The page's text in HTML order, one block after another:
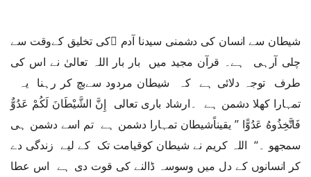
شیطان سے انسان کی دشمنی سیدنا آدم ﷤کی تخلیق کےوقت سے
چلی آرہی ہے۔ قرآن مجید میں بار بار اللہ تعالیٰ نے اس کی
طرف توجہ دلائی ہے کہ شیطان مردود سےبچ کر رہنا یہ
تمہارا کھلا دشمن ہے ۔ارشاد باری تعالی إِنَّ الشَّيْطَانَ لَكُمْ عَدُوٌّ
فَاتَّخِذُوهُ عَدُوًّا ’’ یقیناًشیطان تمہارا دشمن ہے تم اسے دشمن ہی
سمجھو ۔‘‘ اللہ کریم نے شیطان کوقیامت تک کے لیے زندگی دے
کر انسانوں کے دل میں وسوسہ ڈالنے کی قوت دی ہے اس عطا